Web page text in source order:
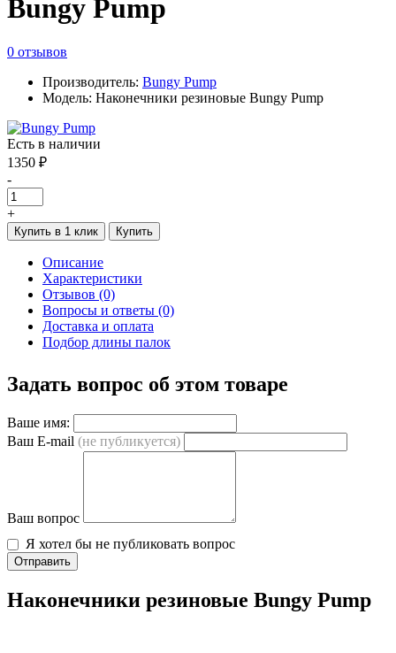
Bungy Pump
0 отзывов
Производитель: Bungy Pump
Модель: Наконечники резиновые Bungy Pump
Есть в наличии
1350 ₽
-
+
Купить в 1 клик Купить
Описание
Характеристики
Отзывов (0)
Вопросы и ответы (0)
Доставка и оплата
Подбор длины палок
Задать вопрос об этом товаре
Ваше имя:
Ваш E-mail (не публикуется)
Ваш вопрос
Я хотел бы не публиковать вопрос
Отправить
Наконечники резиновые Bungy Pump